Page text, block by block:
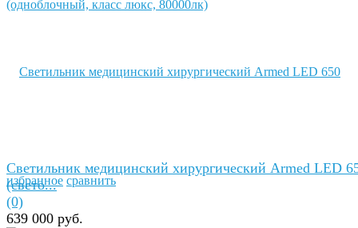
избранное сравнить
Светильник медицинский хирургический Armed LED
(свето...
(0)
639 000 руб.